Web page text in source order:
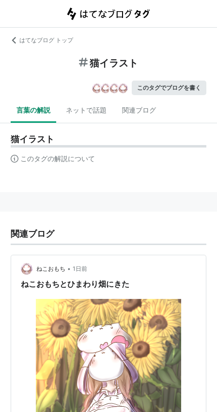
はてなブログ トップ
猫イラスト
このタグでブログを書く
言葉の解説 ネットで話題 関連ブログ
猫イラスト
このタグの解説について
関連ブログ
ねこおもち • 1日前
ねこおもちとひまわり畑にきた